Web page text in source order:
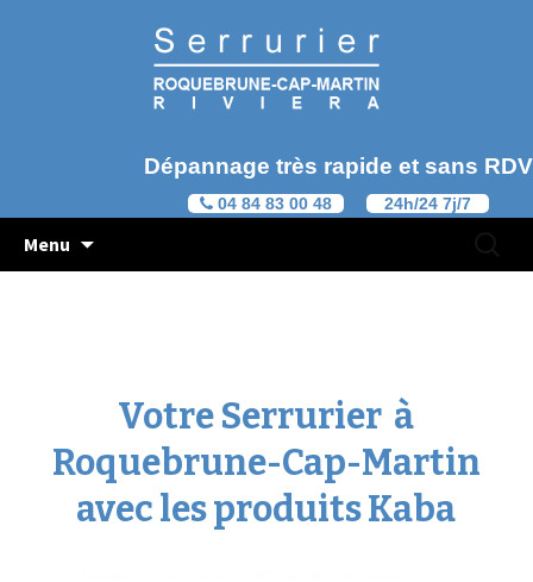
Dépannage très rapide et sans RDV
04 84 83 00 48 24h/24 7j/7
Menu
Votre Serrurier à
Roquebrune-Cap-Martin
avec les produits Kaba